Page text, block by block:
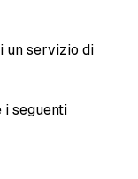
un servizio di
i seguenti